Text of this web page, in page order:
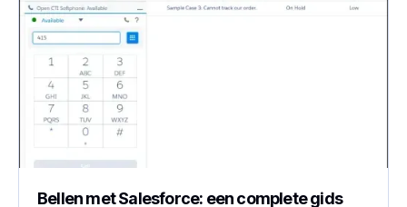
Bellen met Salesforce: een complete gids